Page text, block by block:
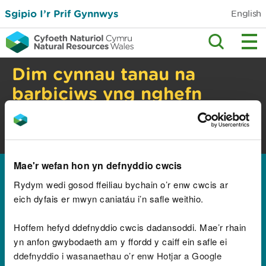
Mae'r wefan hon yn defnyddio cwcis
Rydym wedi gosod ffeiliau bychain o’r enw cwcis ar
eich dyfais er mwyn caniatáu i’n safle weithio.
Hoffem hefyd ddefnyddio cwcis dadansoddi. Mae’r rhain
yn anfon gwybodaeth am y ffordd y caiff ein safle ei
ddefnyddio i wasanaethau o’r enw Hotjar a Google
Sgipio I’r Prif Gynnwys English
Dim cynnau tanau na
barbiciws yng nghefn
gwlad
Perygl tanau gwyllt. Gwiriwch y cyngor
diogelwch.
Hafan
Canlyniadau ar gyfer
"1999超级签审核常见稳
定性问题❤️电报找